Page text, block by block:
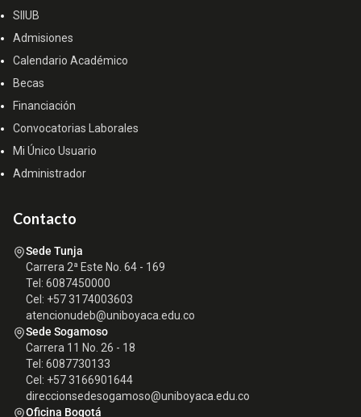
SIIUB
Admisiones
Calendario Académico
Becas
Financiación
Convocatorias Laborales
Mi Único Usuario
Administrador
Contacto
Sede Tunja
Carrera 2ª Este No. 64 - 169
Tel: 6087450000
Cel: +57 3174003603
atencionudeb@uniboyaca.edu.co
Sede Sogamoso
Carrera 11 No. 26 - 18
Tel: 6087730133
Cel: +57 3166901644
direccionsedesogamoso@uniboyaca.edu.co
Oficina Bogotá